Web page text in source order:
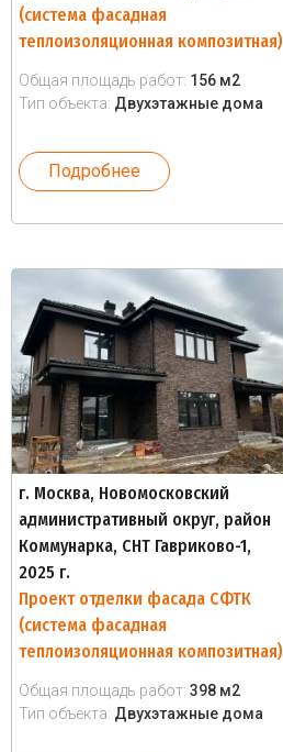
(система фасадная
теплоизоляционная композитная)
Общая площадь работ: 156 м2
Тип объекта: Двухэтажные дома
Подробнее
г. Москва, Новомосковский
административный округ, район
Коммунарка, СНТ Гавриково-1,
2025 г.
Проект отделки фасада СФТК
(система фасадная
теплоизоляционная композитная)
Общая площадь работ: 398 м2
Тип объекта: Двухэтажные дома